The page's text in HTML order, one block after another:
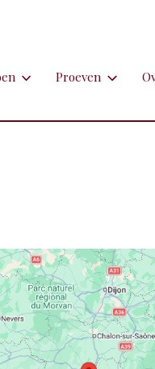
rondleiding
of (weg)treintje
met de auto
met dieren
Proeven
Restaurants
Streekgerechten
Streekproducten
Wijnen